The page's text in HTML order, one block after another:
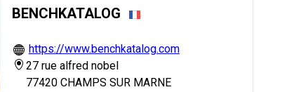
BENCHKATALOG
https://www.benchkatalog.com
27 rue alfred nobel
77420 CHAMPS SUR MARNE